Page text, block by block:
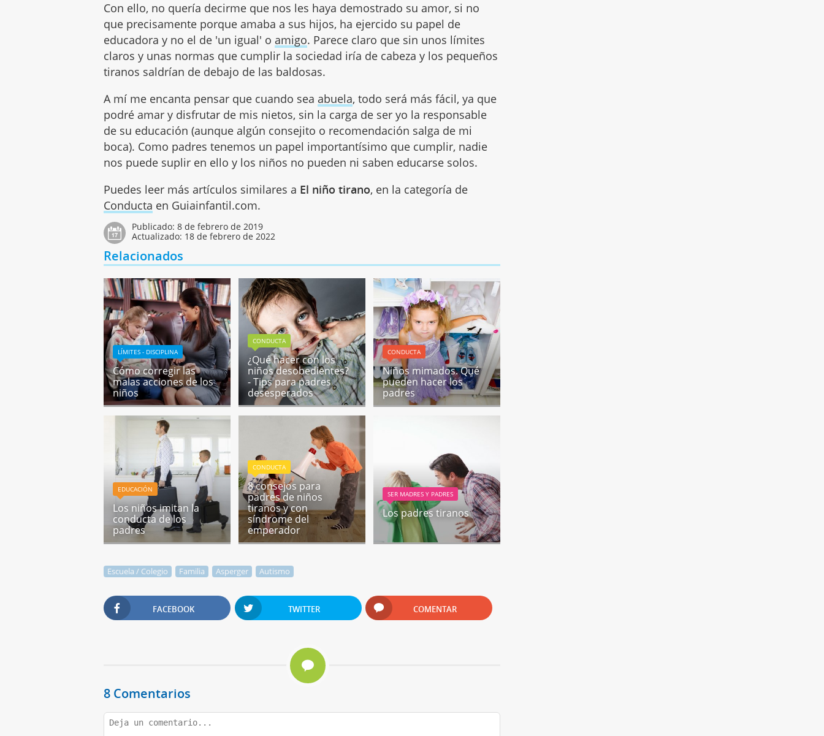
Con ello, no quería decirme que nos les haya demostrado su amor, si no
que precisamente porque amaba a sus hijos, ha ejercido su papel de
educadora y no el de 'un igual' o amigo. Parece claro que sin unos límites
claros y unas normas que cumplir la sociedad iría de cabeza y los pequeños
tiranos saldrían de debajo de las baldosas.
A mí me encanta pensar que cuando sea abuela, todo será más fácil, ya que
podré amar y disfrutar de mis nietos, sin la carga de ser yo la responsable
de su educación (aunque algún consejito o recomendación salga de mi
boca). Como padres tenemos un papel importantísimo que cumplir, nadie
nos puede suplir en ello y los niños no pueden ni saben educarse solos.
Puedes leer más artículos similares a El niño tirano, en la categoría de
Conducta en Guiainfantil.com.
Publicado:8 de febrero de 2019
Actualizado: 18 de febrero de 2022
Relacionados
LÍMITES - DISCIPLINA
Cómo corregir las
malas acciones de los
niños
CONDUCTA
¿Qué hacer con los
niños desobedientes?
- Tips para padres
desesperados
CONDUCTA
Niños mimados. Qué
pueden hacer los
padres
EDUCACIÓN
Los niños imitan la
conducta de los
padres
CONDUCTA
8 consejos para
padres de niños
tiranos y con
síndrome del
emperador
SER MADRES Y PADRES
Los padres tiranos
Escuela / Colegio Familia Asperger Autismo
FACEBOOK TWITTER COMENTAR
8 Comentarios